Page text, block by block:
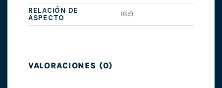
RELACIÓN DE
ASPECTO
16:9
VALORACIONES (0)